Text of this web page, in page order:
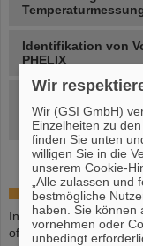
Identifikation von
PHELIX
Simulation von
Neutronenquellen
medizinischen
Internships
Internships for master
offered regularly in the
Wir
Wir (GSI GmbH)
Einzelheiten zu
finden Sie unten
willigen Sie in die
unserem Cookie-
„Alle zulassen und
bestmögliche
haben. Sie können
vornehmen oder
unbedingt